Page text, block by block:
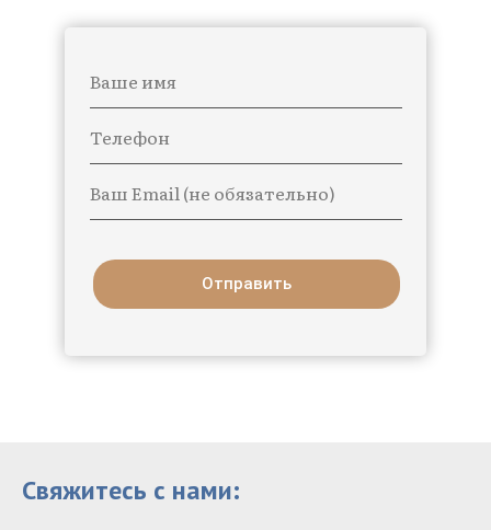
Ваше имя
Телефон
Ваш Email (не обязательно)
Отправить
Свяжитесь с нами: